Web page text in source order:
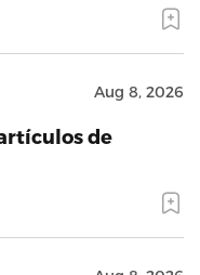
Aug 8, 2026
de